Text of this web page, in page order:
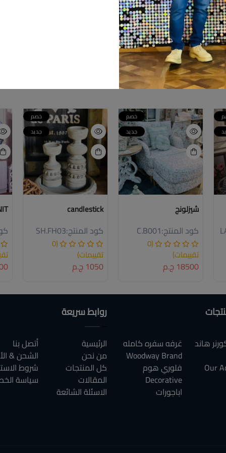
خصم
جديد
شيزلونج
كود المنتج:C.B001
(0
تقييمات)
18500 ج.م
خصم
جديد
candlestick
كود المنتج:SH.FH03
(0
تقييمات)
1050 ج.م
هاند
Our
غرفه سفره كامله
Woodway Brand
فلوري هوم
Decorative
اباجورات
روابط سريعة
الرئيسية
من نحن
كل المنتجات
المقالات
الاسئلة الشائعة
أتصل بنا
الشحن &
شروط
سياسة